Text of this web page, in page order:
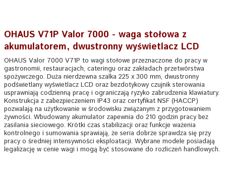
OHAUS V71P Valor 7000 - waga stołowa z
akumulatorem, dwustronny wyświetlacz LCD
OHAUS Valor 7000 V71P to wagi stołowe przeznaczone do pracy w
gastronomii, restauracjach, cateringu oraz zakładach przetwórstwa
spożywczego. Duża nierdzewna szalka 225 x 300 mm, dwustronny
podświetlany wyświetlacz LCD oraz bezdotykowy czujnik sterowania
usprawniają codzienną pracę i ograniczają ryzyko zabrudzenia klawiatury.
Konstrukcja z zabezpieczeniem IP43 oraz certyfikat NSF (HACCP)
pozwalają na użytkowanie w środowisku związanym z przygotowaniem
żywności. Wbudowany akumulator zapewnia do 210 godzin pracy bez
zasilania sieciowego. Krótki czas stabilizacji oraz funkcje ważenia
kontrolnego i sumowania sprawiają, że seria dobrze sprawdza się przy
pracy o średniej intensywności eksploatacji. Wybrane modele posiadają
legalizację w cenie wagi i mogą być stosowane do rozliczeń handlowych.